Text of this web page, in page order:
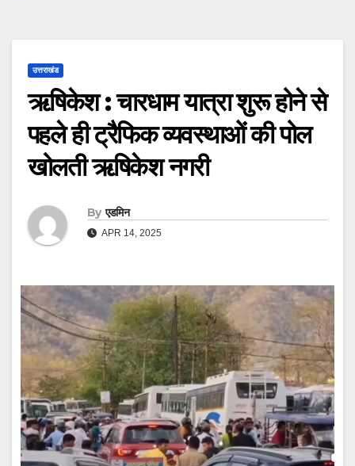
उत्तराखंड
ऋषिकेश : चारधाम यात्रा शुरू होने से
पहले ही ट्रैफिक व्यवस्थाओं की पोल
खोलती ऋषिकेश नगरी
By एडमिन
APR 14, 2025